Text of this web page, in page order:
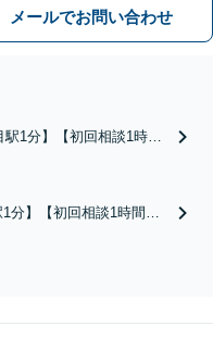
い雰囲気作りを心がけており
困りの際は、ぜひご相談くだ
メールでお問い合わせ
駅1分】【初回相談1時間
ています。労使双方の対
にあり、独自の解決ノ
1分】【初回相談1時間無
トいたします。トラブ